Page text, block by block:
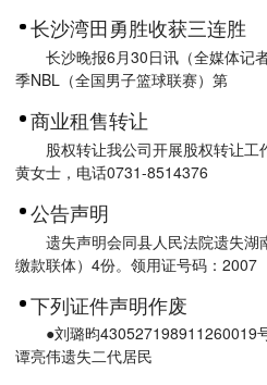
长沙湾田勇胜收获三连胜
长沙晚报6月30日讯（全媒体记
季NBL（全国男子篮球联赛）第
商业租售转让
股权转让我公司开展股权转让工
黄女士，电话0731-8514376
公告声明
遗失声明会同县人民法院遗失
缴款联体）4份。领用证号码：2007
下列证件声明作废
●刘璐昀430527198911260019
谭亮伟遗失二代居民